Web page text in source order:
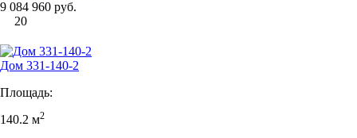
9 084 960 руб.
20
Дом 331-140-2
Площадь:
140.2 м2